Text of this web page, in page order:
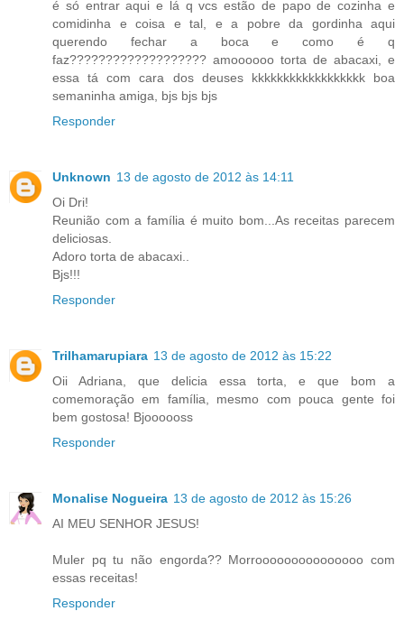
é só entrar aqui e lá q vcs estão de papo de cozinha e
comidinha e coisa e tal, e a pobre da gordinha aqui
querendo fechar a boca e como é q
faz??????????????????? amoooooo torta de abacaxi, e
essa tá com cara dos deuses kkkkkkkkkkkkkkkkkk boa
semaninha amiga, bjs bjs bjs
Responder
Unknown 13 de agosto de 2012 às 14:11
Oi Dri!
Reunião com a família é muito bom...As receitas parecem
deliciosas.
Adoro torta de abacaxi..
Bjs!!!
Responder
Trilhamarupiara 13 de agosto de 2012 às 15:22
Oii Adriana, que delicia essa torta, e que bom a
comemoração em família, mesmo com pouca gente foi
bem gostosa! Bjoooooss
Responder
Monalise Nogueira 13 de agosto de 2012 às 15:26
AI MEU SENHOR JESUS!
Muler pq tu não engorda?? Morrooooooooooooooo com
essas receitas!
Responder